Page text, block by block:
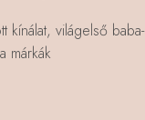
kínálat, világelső baba-
márkák